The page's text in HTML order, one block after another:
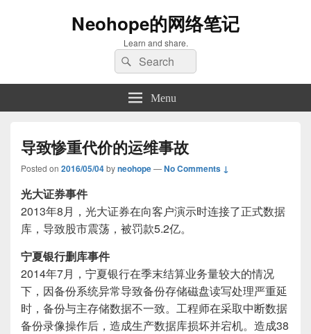
Neohope的网络笔记
Learn and share.
Search
for:
Search
Menu
导致惨重代价的运维事故
Posted on 2016/05/04byneohope—No Comments ↓
光大证券事件
2013年8月，光大证券在向客户演示时连接了正式数据
库，导致股市震荡，被罚款5.2亿。
宁夏银行删库事件
2014年7月，宁夏银行在季末结算业务量较大的情况
下，因备份系统异常导致备份存储磁盘读写处理严重延
时，备份与主存储数据不一致。工程师在采取中断数据
备份录像操作后，造成生产数据库损坏并宕机。造成38